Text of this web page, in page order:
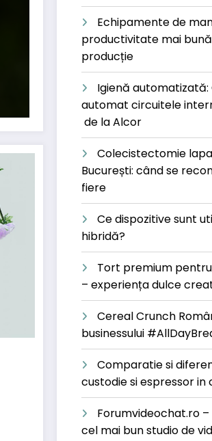
Echipamente de
productivitate mai
producție
Igienă
automat circuitele
de la Alcor
Colecistectomie
București: când se
fiere
Ce dispozitive sunt
hibridă?
Tort premium
– experiența dulce
Cereal Crunch
businessului
Comparatie si
custodie si espressor in
Forumvideochat.ro
cel mai bun studio de